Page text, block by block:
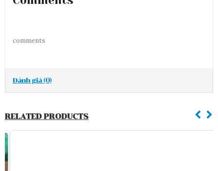
comments
Đánh giá (0)
RELATED PRODUCTS